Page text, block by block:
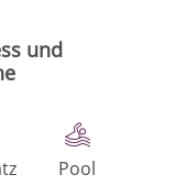
und
Pool